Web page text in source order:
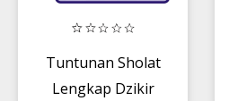
Tuntunan Sholat
Lengkap Dzikir